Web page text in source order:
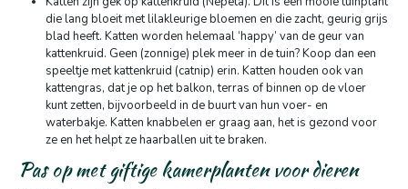
die lang bloeit met lilakleurige bloemen en die zacht, geurig grijs
blad heeft. Katten worden helemaal ‘happy’ van de geur van
kattenkruid. Geen (zonnige) plek meer in de tuin? Koop dan een
speeltje met kattenkruid (catnip) erin. Katten houden ook van
kattengras, dat je op het balkon, terras of binnen op de vloer
kunt zetten, bijvoorbeeld in de buurt van hun voer- en
waterbakje. Katten knabbelen er graag aan, het is gezond voor
ze en het helpt ze haarballen uit te braken.
Pas op met giftige kamerplanten voor dieren